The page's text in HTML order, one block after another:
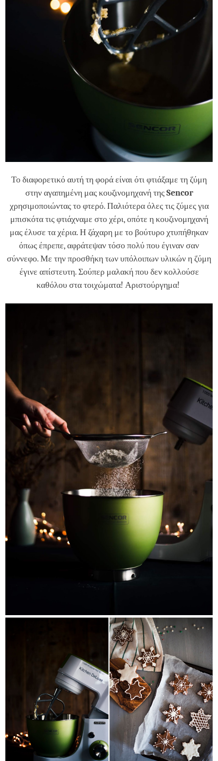
Το διαφορετικό αυτή τη φορά είναι ότι φτιάξαμε τη ζύμη
στην αγαπημένη μας κουζινομηχανή τηςSencor
χρησιμοποιώντας το φτερό. Παλιότερα όλες τις ζύμες για
μπισκότα τις φτιάχναμε στο χέρι, οπότε η κουζινομηχανή
μας έλυσε τα χέρια. Η ζάχαρη με το βούτυρο χτυπήθηκαν
όπως έπρεπε, αφράτεψαν τόσο πολύ που έγιναν σαν
σύννεφο. Με την προσθήκη των υπόλοιπων υλικών η ζύμη
έγινε απίστευτη. Σούπερ μαλακή που δεν κολλούσε
καθόλου στα τοιχώματα! Αριστούργημα!